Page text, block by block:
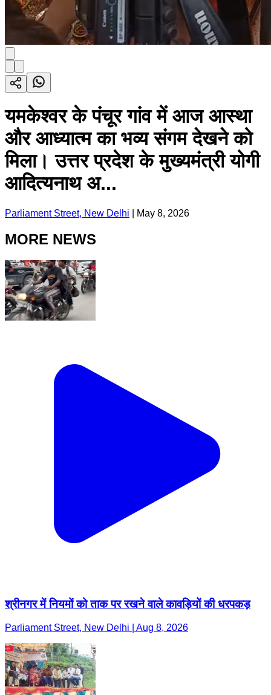
यमकेश्वर के पंचूर गांव में आज आस्था
और आध्यात्म का भव्य संगम देखने को
मिला। उत्तर प्रदेश के मुख्यमंत्री योगी
आदित्यनाथ अ...
Parliament Street, New Delhi May 8, 2026
MORE NEWS
श्रीनगर में नियमों को ताक पर रखने वाले कावड़ियों की धरपकड़
Parliament Street, New Delhi | Aug 8, 2026